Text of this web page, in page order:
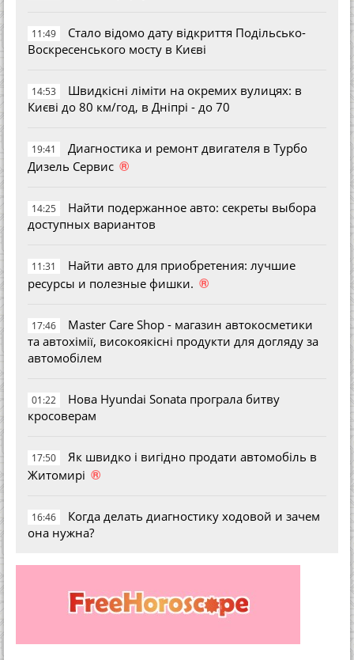
11:49
Стало відомо дату відкриття Подільсько-
Воскресенського мосту в Києві
14:53
Швидкісні ліміти на окремих вулицях: в
Києві до 80 км/год, в Дніпрі - до 70
19:41
Диагностика и ремонт двигателя в Турбо
Дизель Сервис ®
14:25
Найти подержанное авто: секреты выбора
доступных вариантов
11:31
Найти авто для приобретения: лучшие
ресурсы и полезные фишки. ®
17:46
Master Care Shop - магазин автокосметики
та автохімії, високоякісні продукти для догляду за
автомобілем
01:22
Нова Hyundai Sonata програла битву
кросоверам
17:50
Як швидко і вигідно продати автомобіль в
Житомирі ®
16:46
Когда делать диагностику ходовой и зачем
она нужна?